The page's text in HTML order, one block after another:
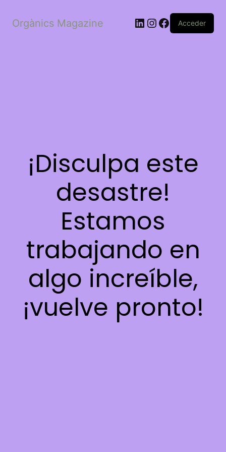
Orgànics Magazine LinkedIn
Instagram
Facebook
Acceder
¡Disculpa este
desastre!
Estamos
trabajando en
algo increíble,
¡vuelve pronto!